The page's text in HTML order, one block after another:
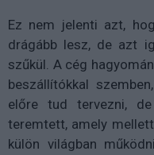
Ez nem jelenti azt,
drágább lesz, de azt
szűkül. A cég
beszállítókkal
előre tud tervezni,
teremtett, amely
külön világban